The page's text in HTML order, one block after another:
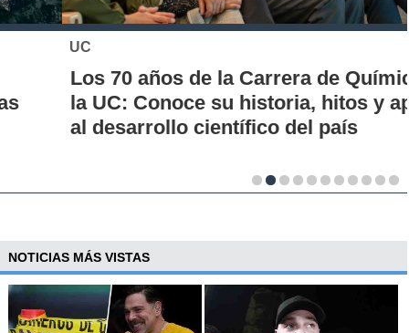
Los 70 años de la Carrera de Química de
la UC: Conoce su historia, hitos y aporte
al desarrollo científico del país
NOTICIAS MÁS VISTAS